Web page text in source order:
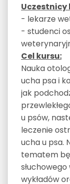
Uczestnicy
- lekarze
- studenci
Cel kursu:
Nauka
ucha psa i
jak
u psów,
leczenie
ucha u psa.
tematem
wykładów